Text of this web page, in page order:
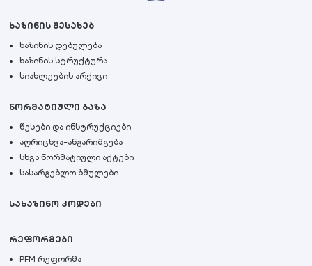
ხაზინის შესახებ
ხაზინის დებულება
ხაზინის სტრუქტურა
სიახლეების არქივი
ნორმატიული ბაზა
წესები და ინსტრუქციები
აღრიცხვა-ანგარიშგება
სხვა ნორმატიული აქტები
სასარგებლო ბმულები
სახაზინო კოდები
რეფორმები
PFM რეფორმა